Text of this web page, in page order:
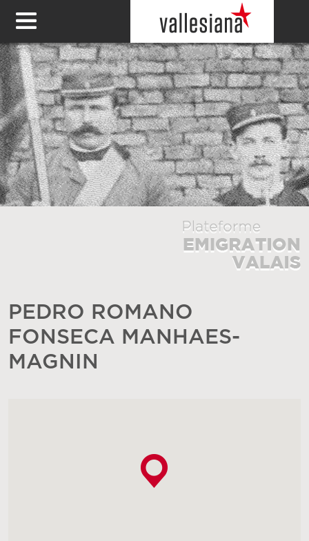
PEDRO ROMANO
FONSECA MANHAES-
MAGNIN